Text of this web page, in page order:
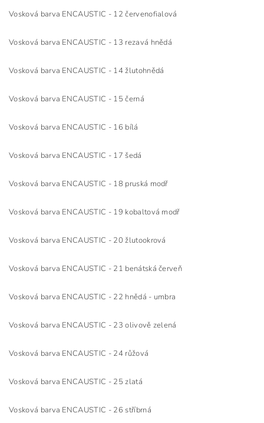
Vosková barva ENCAUSTIC - 12 červenofialová
Vosková barva ENCAUSTIC - 13 rezavá hnědá
Vosková barva ENCAUSTIC - 14 žlutohnědá
Vosková barva ENCAUSTIC - 15 černá
Vosková barva ENCAUSTIC - 16 bílá
Vosková barva ENCAUSTIC - 17 šedá
Vosková barva ENCAUSTIC - 18 pruská modř
Vosková barva ENCAUSTIC - 19 kobaltová modř
Vosková barva ENCAUSTIC - 20 žlutookrová
Vosková barva ENCAUSTIC - 21 benátská červeň
Vosková barva ENCAUSTIC - 22 hnědá - umbra
Vosková barva ENCAUSTIC - 23 olivově zelená
Vosková barva ENCAUSTIC - 24 růžová
Vosková barva ENCAUSTIC - 25 zlatá
Vosková barva ENCAUSTIC - 26 stříbrná